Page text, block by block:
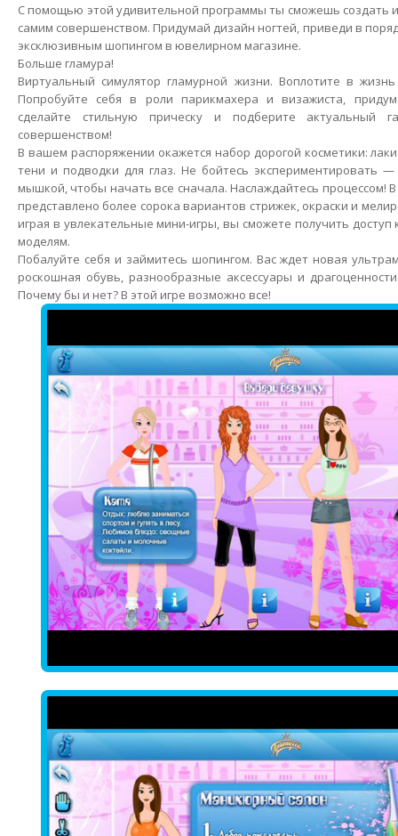
С помощью этой удивительной программы ты сможешь создать
самим совершенством. Придумай дизайн ногтей, приведи в
эксклюзивным шопингом в ювелирном магазине.
Больше гламура!
Виртуальный симулятор гламурной жизни. Воплотите в
Попробуйте себя в роли парикмахера и визажиста,
сделайте стильную прическу и подберите актуальный
совершенством!
В вашем распоряжении окажется набор дорогой косметики:
тени и подводки для глаз. Не бойтесь экспериментировать —
мышкой, чтобы начать все сначала. Наслаждайтесь процессом!
представлено более сорока вариантов стрижек, окраски и
играя в увлекательные мини-игры, вы сможете получить
моделям.
Побалуйте себя и займитесь шопингом. Вас ждет новая
роскошная обувь, разнообразные аксессуары и
Почему бы и нет? В этой игре возможно все!